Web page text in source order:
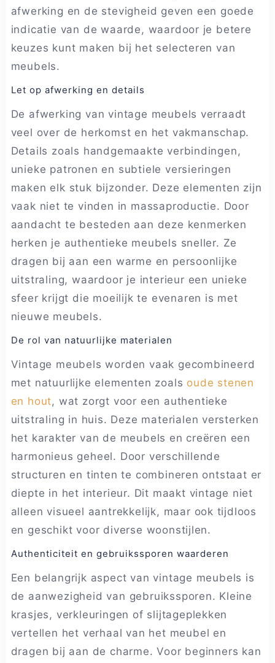
afwerking en de stevigheid geven een goede
indicatie van de waarde, waardoor je betere
keuzes kunt maken bij het selecteren van
meubels.
Let op afwerking en details
De afwerking van vintage meubels verraadt
veel over de herkomst en het vakmanschap.
Details zoals handgemaakte verbindingen,
unieke patronen en subtiele versieringen
maken elk stuk bijzonder. Deze elementen zijn
vaak niet te vinden in massaproductie. Door
aandacht te besteden aan deze kenmerken
herken je authentieke meubels sneller. Ze
dragen bij aan een warme en persoonlijke
uitstraling, waardoor je interieur een unieke
sfeer krijgt die moeilijk te evenaren is met
nieuwe meubels.
De rol van natuurlijke materialen
Vintage meubels worden vaak gecombineerd
met natuurlijke elementen zoals oude stenen
en hout, wat zorgt voor een authentieke
uitstraling in huis. Deze materialen versterken
het karakter van de meubels en creëren een
harmonieus geheel. Door verschillende
structuren en tinten te combineren ontstaat er
diepte in het interieur. Dit maakt vintage niet
alleen visueel aantrekkelijk, maar ook tijdloos
en geschikt voor diverse woonstijlen.
Authenticiteit en gebruikssporen waarderen
Een belangrijk aspect van vintage meubels is
de aanwezigheid van gebruikssporen. Kleine
krasjes, verkleuringen of slijtageplekken
vertellen het verhaal van het meubel en
dragen bij aan de charme. Voor beginners kan